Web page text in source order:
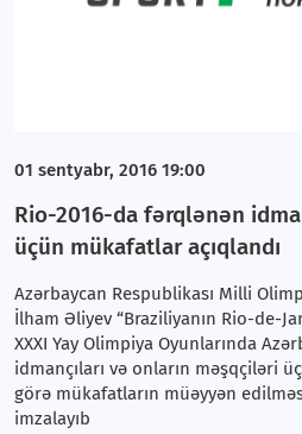
01 sentyabr, 2016 19:00
Rio-2016-da fərqlənən
üçün mükafatlar açıqlandı
Azərbaycan Respublikası Milli
İlham Əliyev “Braziliyanın Rio-de-
XXXI Yay Olimpiya Oyunlarında
idmançıları və onların məşqçiləri
görə mükafatların müəyyən
imzalayıb